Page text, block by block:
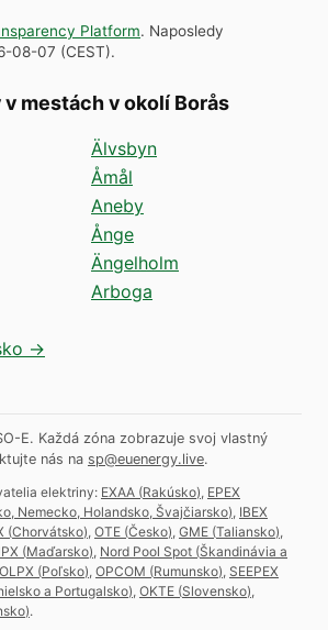
Platform. Naposledy
08-07 (CEST).
mestách v okolí Borås
Älvsbyn
Åmål
Aneby
Ånge
Ängelholm
Arboga
→
E. Každá zóna zobrazuje svoj vlastný
nás na sp@euenergy.live.
elektriny: EXAA (Rakúsko) EPEX
Nemecko, Holandsko, Švajčiarsko) IBEX
(Chorvátsko) OTE (Česko) GME (Taliansko)
(Maďarsko) Nord Pool Spot (Škandinávia a
(Poľsko) OPCOM (Rumunsko) SEEPEX
a Portugalsko) OKTE (Slovensko)
).